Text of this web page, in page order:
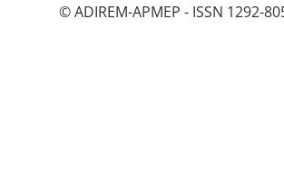
© ADIREM-APMEP - ISSN 1292-